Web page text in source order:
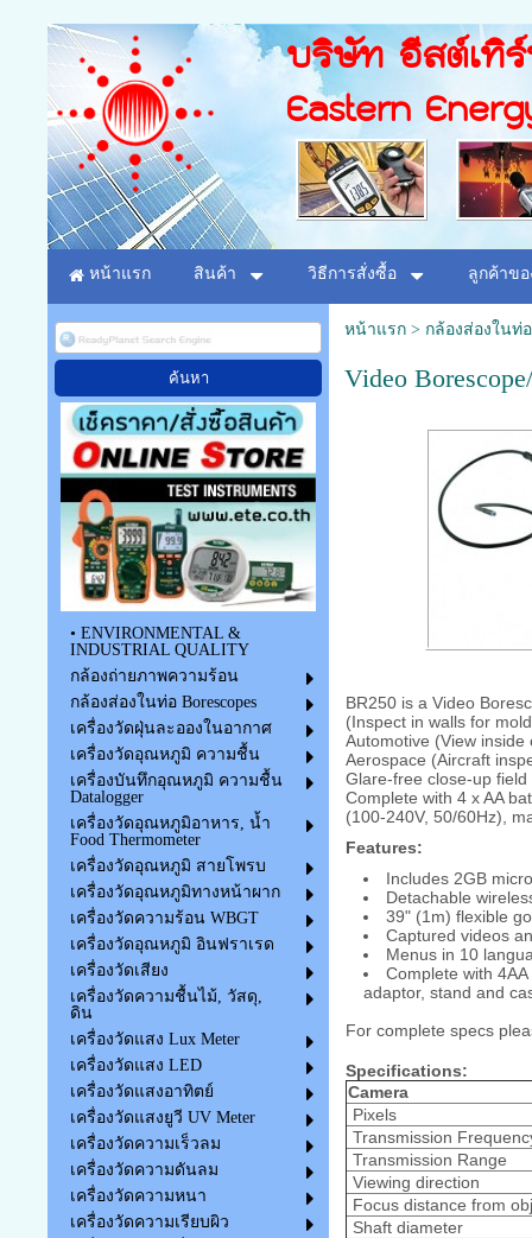
บริษัท อีสต์เทิ
Eastern
หน้าแรก สินค้า วิธีการสั่งซื้อ ลูกค้าขอ
• ENVIRONMENTAL &
INDUSTRIAL QUALITY
กล้องถ่ายภาพความร้อน
กล้องส่องในท่อ Borescopes
เครื่องวัดฝุ่นละอองในอากาศ
เครื่องวัดอุณหภูมิ ความชื้น
เครื่องบันทึกอุณหภูมิ ความชื้น
Datalogger
เครื่องวัดอุณหภูมิอาหาร, น้ำ
Food Thermometer
เครื่องวัดอุณหภูมิ สายโพรบ
เครื่องวัดอุณหภูมิทางหน้าผาก
เครื่องวัดความร้อน WBGT
เครื่องวัดอุณหภูมิ อินฟราเรด
เครื่องวัดเสียง
เครื่องวัดความชื้นไม้, วัสดุ,
ดิน
เครื่องวัดแสง Lux Meter
เครื่องวัดแสง LED
เครื่องวัดแสงอาทิตย์
เครื่องวัดแสงยูวี UV Meter
เครื่องวัดความเร็วลม
เครื่องวัดความดันลม
เครื่องวัดความหนา
เครื่องวัดความเรียบผิว
หน้าแรก> กล้องส่องในท่อ
Video
BR250 is a Video
(Inspect in walls for
Automotive (View
Aerospace (Aircraft
Glare-free close-up
Complete with 4 x AA
(100-240V, 50/60Hz),
Features:
Includes 2GB
Detachable
39" (1m) flexible
Captured videos
Menus in 10
Complete with
adaptor, stand and
For complete specs
Specifications:
Camera
Pixels
Transmission
Transmission Range
Viewing direction
Focus distance from
Shaft diameter